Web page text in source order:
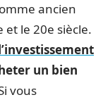
ancien
et le 20e siècle.
un bien
vous